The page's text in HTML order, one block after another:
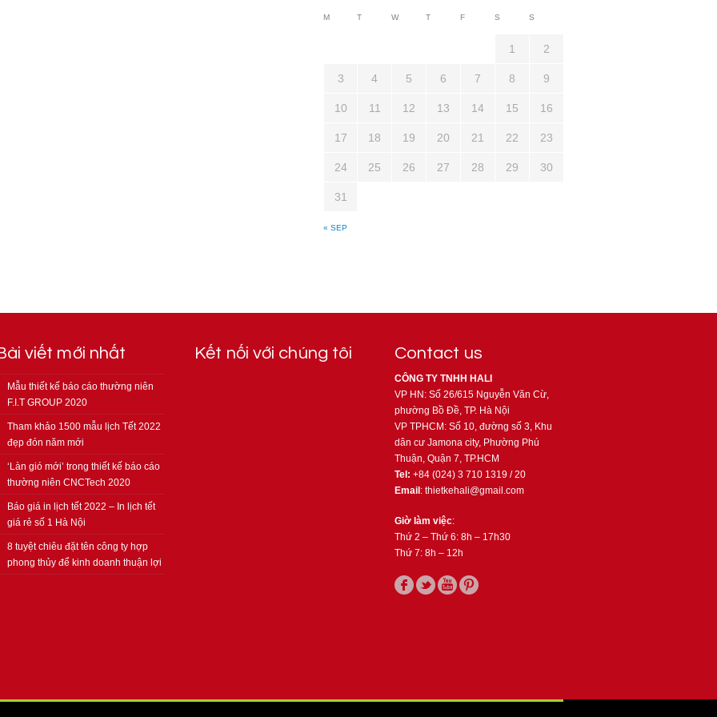
M T W T F S S
« SEP
1 2
3 4 5 6 7 8 9
10 11 12 13 14 15 16
17 18 19 20 21 22 23
24 25 26 27 28 29 30
31
viết mới nhất
Mẫu thiết kế báo cáo thường niên
F.I.T GROUP 2020
Tham khảo 1500 mẫu lịch Tết 2022
đẹp đón năm mới
‘Làn gió mới’ trong thiết kế báo cáo
thường niên CNCTech 2020
Báo giá in lịch tết 2022 – In lịch tết
giá rẻ số 1 Hà Nội
8 tuyệt chiêu đặt tên công ty hợp
phong thủy để kinh doanh thuận lợi
Kết nối với chúng tôi Contact us
CÔNG TY TNHH HALI
VP HN: Số 26/615 Nguyễn Văn Cừ,
phường Bồ Đề, TP. Hà Nội
VP TPHCM: Số 10, đường số 3, Khu
dân cư Jamona city, Phường Phú
Thuận, Quận 7, TP.HCM
Tel: +84 (024) 3 710 1319 / 20
Email : thietkehali@gmail.com
Giờ làm việc:
Thứ 2 – Thứ 6: 8h – 17h30
Thứ 7: 8h – 12h